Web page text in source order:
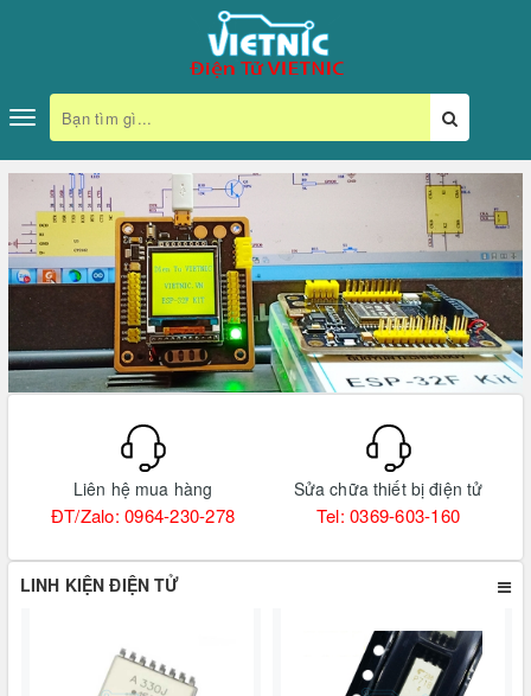
Toggle
navigation
Liên hệ mua hàng
ĐT/Zalo: 0964-230-278
Sửa chữa thiết bị điện tử
Tel: 0369-603-160
LINH KIỆN ĐIỆN TỬ